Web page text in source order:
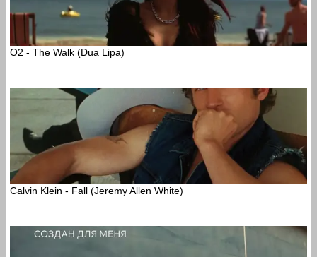
O2 - The Walk (Dua Lipa)
Calvin Klein - Fall (Jeremy Allen White)